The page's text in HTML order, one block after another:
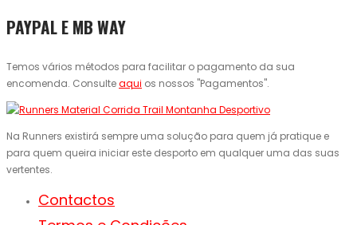
PAYPAL E MB WAY
Temos vários métodos para facilitar o pagamento da sua
encomenda. Consulteaqui os nossos "Pagamentos".
Na Runners existirá sempre uma solução para quem já pratique e
para quem queira iniciar este desporto em qualquer uma das suas
vertentes.
Contactos